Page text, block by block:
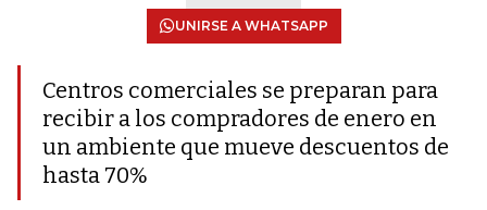
UNIRSE A WHATSAPP
Centros comerciales se preparan para
recibir a los compradores de enero en
un ambiente que mueve descuentos de
hasta 70%